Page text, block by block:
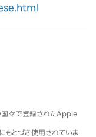
々で登録されたApple
もとづき使用されていま